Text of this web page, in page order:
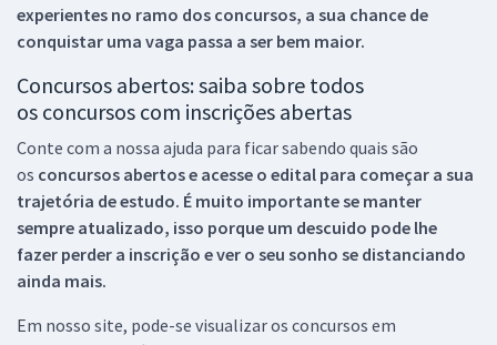
experientes no ramo dos concursos, a sua chance de
conquistar uma vaga passa a ser bem maior.
Concursos abertos: saiba sobre todos
os concursos com inscrições abertas
Conte com a nossa ajuda para ficar sabendo quais são
os concursos abertos e acesse o edital para começar a sua
trajetória de estudo. É muito importante se manter
sempre atualizado, isso porque um descuido pode lhe
fazer perder a inscrição e ver o seu sonho se distanciando
ainda mais.
Em nosso site, pode-se visualizar os concursos em